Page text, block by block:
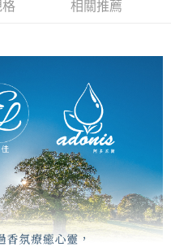
使用額度並採取法律行動。
格 相關推薦